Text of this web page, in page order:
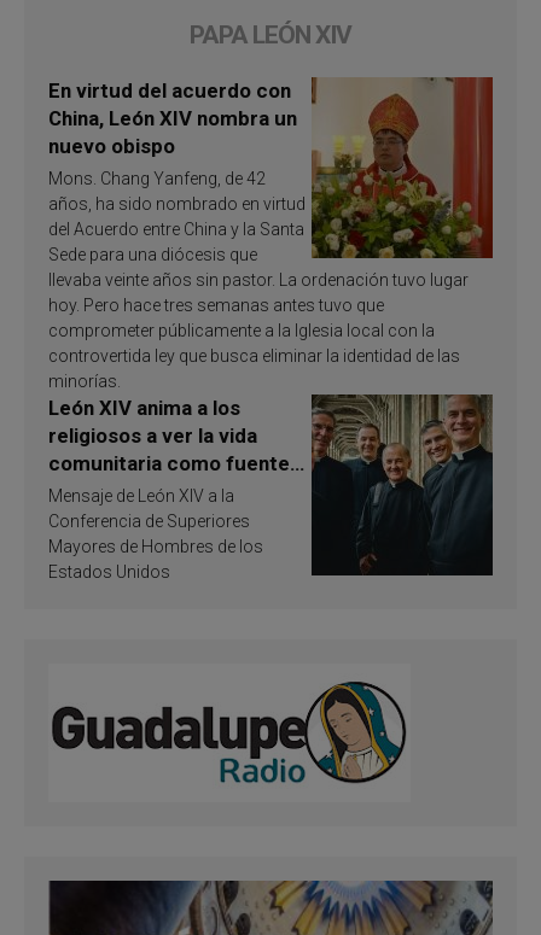
PAPA LEÓN XIV
En virtud del acuerdo con
China, León XIV nombra un
nuevo obispo
Mons. Chang Yanfeng, de 42
años, ha sido nombrado en virtud
del Acuerdo entre China y la Santa
Sede para una diócesis que
llevaba veinte años sin pastor. La ordenación tuvo lugar
hoy. Pero hace tres semanas antes tuvo que
comprometer públicamente a la Iglesia local con la
controvertida ley que busca eliminar la identidad de las
minorías.
León XIV anima a los
religiosos a ver la vida
comunitaria como fuente
de inspiración y
santificación
Mensaje de León XIV a la
Conferencia de Superiores
Mayores de Hombres de los
Estados Unidos